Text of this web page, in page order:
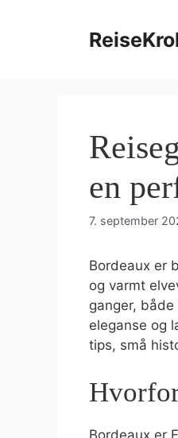
en
7. september
Bordeaux er
og varmt
ganger,
eleganse og
tips, små
Bordeaux er